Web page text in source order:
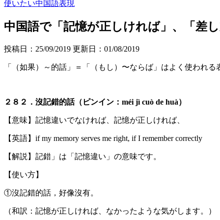
使いたい中国語表現
中国語で「記憶が正しければ」、「差
投稿日：25/09/2019 更新日： 01/08/2019
「（如果）～的話」＝「（もし）〜ならば」はよく使われ
２８２．沒記錯的話（ピンイン：méi jì cuò de huà）
【意味】記憶違いでなければ、記憶が正しければ、
【英語】if my memory serves me right, if I remember correctly
【解説】記錯」は「記憶違い」の意味です。
【使い方】
①沒記錯的話，好像沒有。
（和訳：記憶が正しければ、なかったような気がします。）